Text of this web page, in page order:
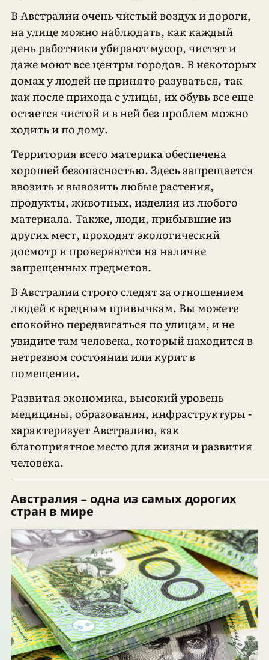
В Австралии очень чистый воздух и дороги,
на улице можно наблюдать, как каждый
день работники убирают мусор, чистят и
даже моют все центры городов. В некоторых
домах у людей не принято разуваться, так
как после прихода с улицы, их обувь все еще
остается чистой и в ней без проблем можно
ходить и по дому.
Территория всего материка обеспечена
хорошей безопасностью. Здесь запрещается
ввозить и вывозить любые растения,
продукты, животных, изделия из любого
материала. Также, люди, прибывшие из
других мест, проходят экологический
досмотр и проверяются на наличие
запрещенных предметов.
В Австралии строго следят за отношением
людей к вредным привычкам. Вы можете
спокойно передвигаться по улицам, и не
увидите там человека, который находится в
нетрезвом состоянии или курит в
помещении.
Развитая экономика, высокий уровень
медицины, образования, инфраструктуры -
характеризует Австралию, как
благоприятное место для жизни и развития
человека.
Австралия – одна из самых дорогих
стран в мире